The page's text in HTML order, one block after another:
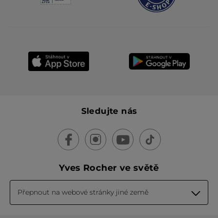
Sledujte nás
Yves Rocher ve světě
Přepnout na webové stránky jiné země